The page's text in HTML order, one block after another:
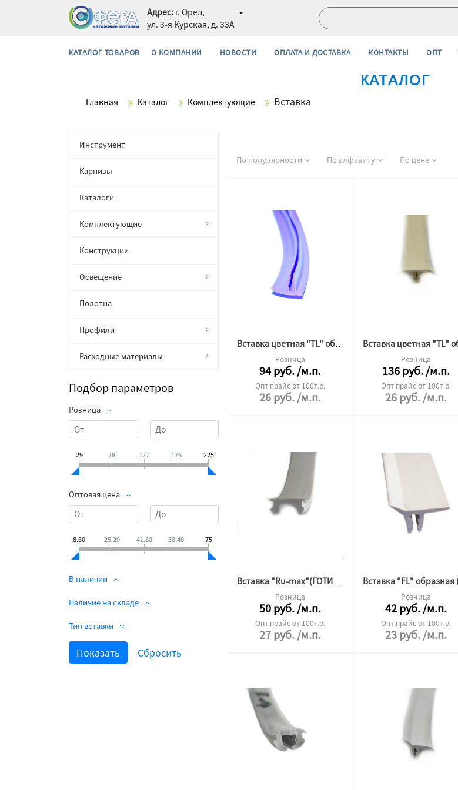
Адрес: г. Орел,
ул. 3-я Курская, д. 33А
КАТАЛОГ ТОВАРОВ О КОМПАНИИ НОВОСТИ ОПЛАТА И ДОСТАВКА КОНТАКТЫ ОПТ
КАТАЛОГ
Главная Каталог Комплектующие Вставка
Инструмент
Карнизы
Каталоги
Комплектующие
Конструкции
Освещение
Полотна
Профили
Расходные материалы
Подбор параметров
Розница
29 78 127 176 225
Оптовая цена
8.60 25.20 41.80 58.40 75
В наличии
Наличие на складе
Тип вставки
По популярности По алфавиту По цене
Розница
94руб./м.п.
Опт прайс от 100т.р.
26руб./м.п.
Розница
136руб./м.п.
Опт прайс от 100т.р.
26руб./м.п.
Розница
50руб./м.п.
Опт прайс от 100т.р.
27руб./м.п.
Розница
42руб./м.п.
Опт прайс от 100т.р.
23руб./м.п.